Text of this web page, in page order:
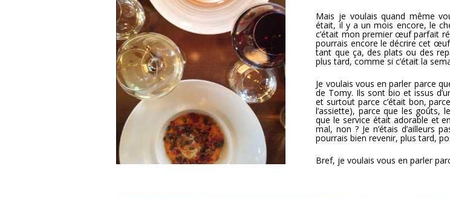
Mais je voulais quand même
était, il y a un mois encore, le
c’était mon premier œuf parfait
pourrais encore le décrire cet
tant que ça, des plats ou des
plus tard, comme si c’était la
Je voulais vous en parler parce
de Tomy. Ils sont bio et issus
et surtout parce c’était bon,
l’assiette), parce que les goûts,
que le service était adorable et
mal, non ? Je n’étais d’ailleurs
pourrais bien revenir, plus tard,
Bref, je voulais vous en parler